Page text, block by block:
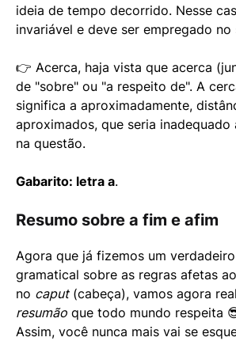
ideia de tempo decorrido. Nesse
invariável e deve ser empregado no
👉 Acerca, haja vista que acerca
de "sobre" ou "a respeito de". A
significa a aproximadamente,
aproximados, que seria inadequado
na questão.
Gabarito: letra a.
Resumo sobre a fim e afim
Agora que já fizemos um
gramatical sobre as regras afetas
no caput(cabeça), vamos agora
resumão que todo mundo respeita
Assim, você nunca mais vai se